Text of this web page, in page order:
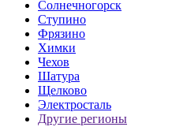
Солнечногорск
Ступино
Фрязино
Химки
Чехов
Шатура
Щелково
Электросталь
Другие регионы